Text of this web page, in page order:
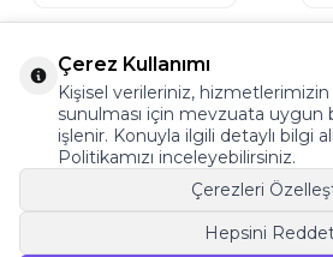
©2022 Tüm Hakkı Saklıdır.
Çerez Kullanımı
Kişisel verileriniz,
sunulması için mevzuata uygun
işlenir. Konuyla ilgili detaylı bilgi
Politikamızı inceleyebilirsiniz.
Çerezleri
Hepsini